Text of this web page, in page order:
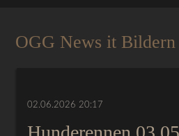
OGG News it Bildern
02.06.2026 20:17